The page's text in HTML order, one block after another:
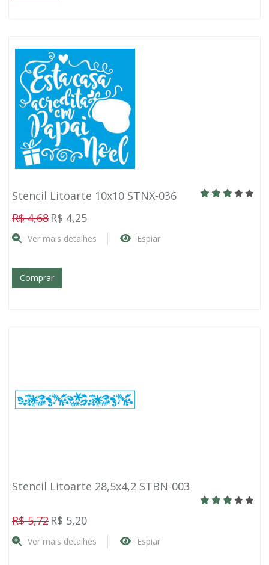
Stencil Litoarte 10x10 STNX-036
R$ 4,68 R$ 4,25
Ver mais detalhes Espiar
Comprar
Stencil Litoarte 28,5x4,2 STBN-003
R$ 5,72 R$ 5,20
Ver mais detalhes Espiar